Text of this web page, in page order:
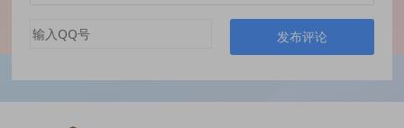
发布评论